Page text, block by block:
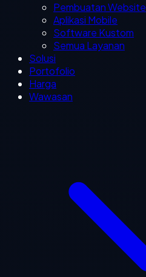
Pembuatan Website
Aplikasi Mobile
Software Kustom
Semua Layanan
Solusi
Portofolio
Harga
Wawasan